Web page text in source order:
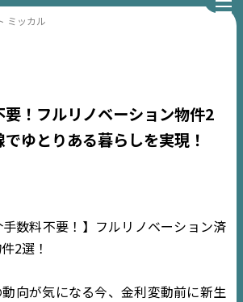
ミッカル
要！フルリノベーション物件2
ゆとりある暮らしを実現！
手数料不要！】フルリノベーション済
2選！
向が気になる今、金利変動前に新生